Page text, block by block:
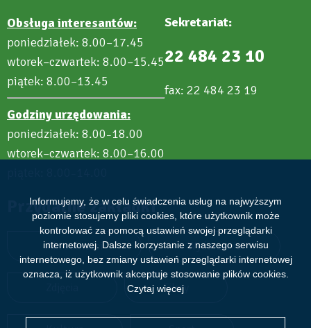
Informujemy, że w celu świadczenia usług na najwyższym
poziomie stosujemy pliki cookies, które użytkownik może
kontrolować za pomocą ustawień swojej przeglądarki
internetowej. Dalsze korzystanie z naszego serwisu
internetowego, bez zmiany ustawień przeglądarki internetowej
oznacza, iż użytkownik akceptuje stosowanie plików cookies.
Czytaj więcej
Obsługa interesantów:
poniedziałek: 8.00–17.45
wtorek–czwartek: 8.00–15.45
piątek: 8.00–13.45
Godziny urzędowania:
poniedziałek: 8.00–18.00
wtorek–czwartek: 8.00–16.00
Sekretariat:
22 484 23 10
fax: 22 484 23 19
Przydatne zakładki
Aktualności Wydarzenia
Filmy